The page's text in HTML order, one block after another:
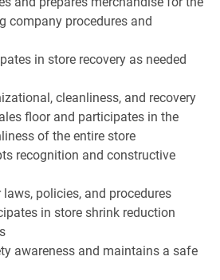
company procedures and
in store recovery as needed
cleanliness, and recovery
floor and participates in the
of the entire store
recognition and constructive
policies, and procedures
in store shrink reduction
awareness and maintains a safe